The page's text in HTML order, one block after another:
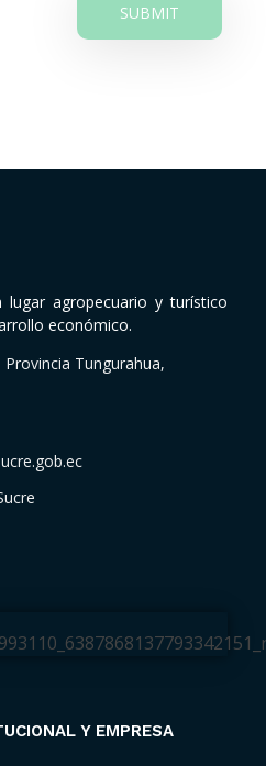
lugar agropecuario y turístico
económico.
Tungurahua,
Y EMPRESA